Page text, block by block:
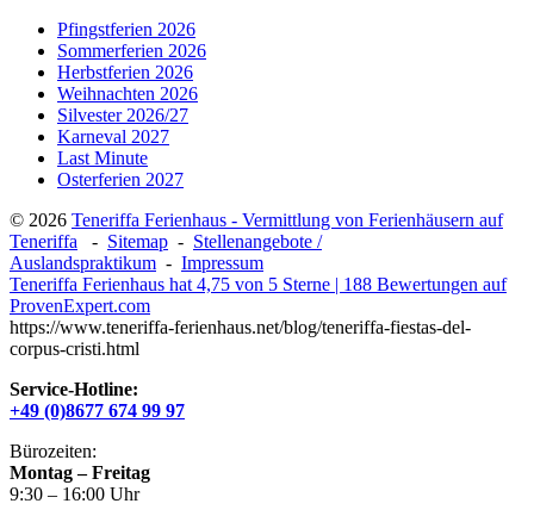
Pfingstferien 2026
Sommerferien 2026
Herbstferien 2026
Weihnachten 2026
Silvester 2026/27
Karneval 2027
Last Minute
Osterferien 2027
© 2026 Teneriffa Ferienhaus - Vermittlung von Ferienhäusern auf
Teneriffa
- Sitemap - Stellenangebote /
Auslandspraktikum - Impressum
Teneriffa Ferienhaus hat 4,75 von 5 Sterne | 188 Bewertungen auf
ProvenExpert.com
https://www.teneriffa-ferienhaus.net/blog/teneriffa-fiestas-del-
corpus-cristi.html
Service-Hotline:
+49 (0)8677 674 99 97
Bürozeiten:
Montag – Freitag
9:30 – 16:00 Uhr